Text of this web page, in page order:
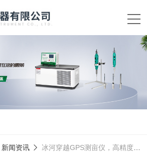
新闻资讯 冰河穿越GPS测亩仪，高精度测量仪，土地面积测量仪